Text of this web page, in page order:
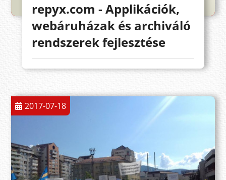
repyx.com - Applikációk,
webáruházak és archiváló
rendszerek fejlesztése
2017-07-18